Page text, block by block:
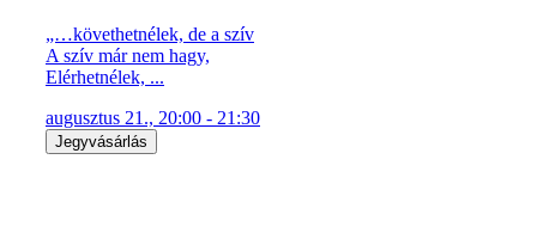
„…követhetnélek, de a szív
A szív már nem hagy,
Elérhetnélek, ...
augusztus 21., 20:00 - 21:30
Jegyvásárlás